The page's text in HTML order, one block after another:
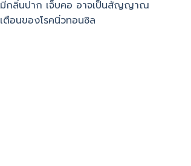
มีกลิ่นปาก เจ็บคอ อาจเป็นสัญญาณ
เตือนของโรคนิ่วทอนซิล